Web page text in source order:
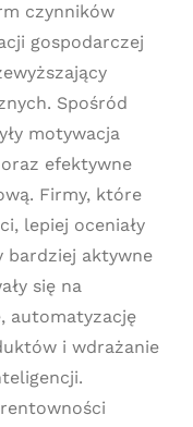
czynników
gospodarczej
Spośród
motywacja
efektywne
Firmy, które
lepiej oceniały
bardziej aktywne
się na
automatyzację
i wdrażanie